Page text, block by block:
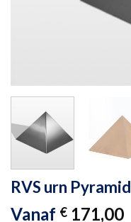
RVS urn Pyramid
Vanaf € 171,00